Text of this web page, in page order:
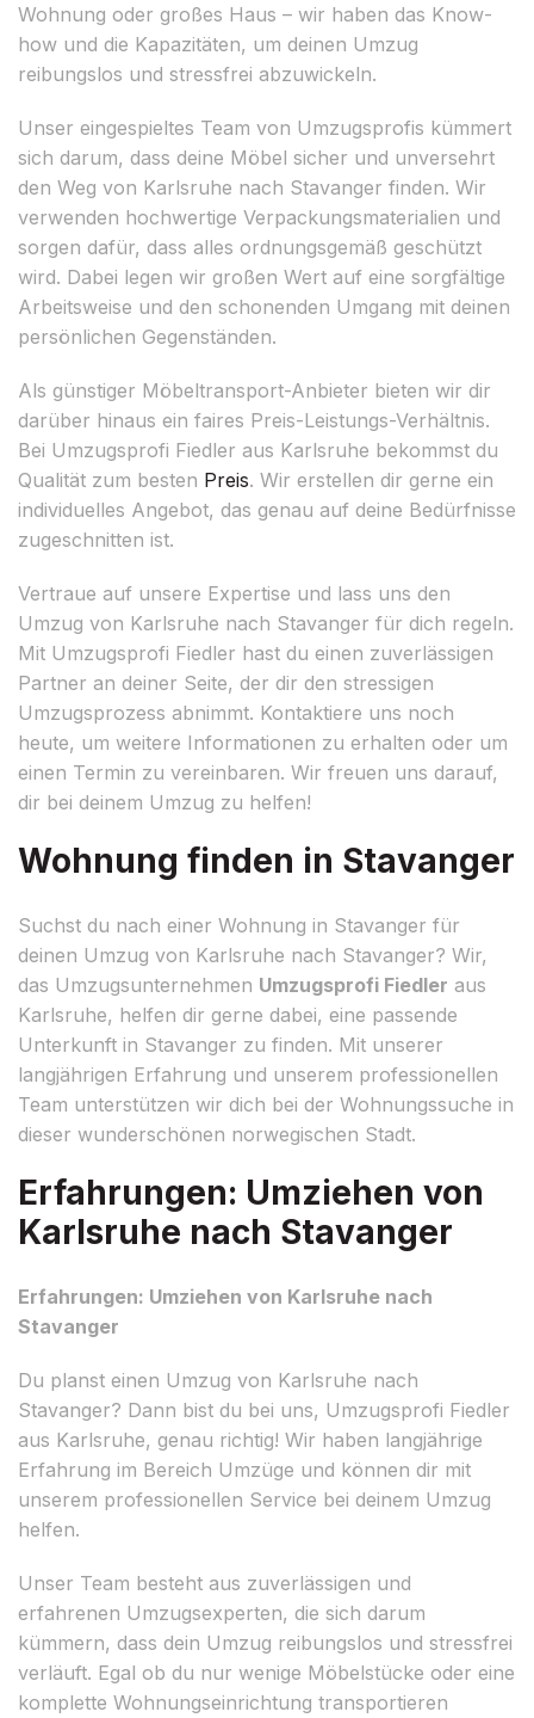
Wohnung oder großes Haus – wir haben das Know-
how und die Kapazitäten, um deinen Umzug
reibungslos und stressfrei abzuwickeln.
Unser eingespieltes Team von Umzugsprofis kümmert
sich darum, dass deine Möbel sicher und unversehrt
den Weg von Karlsruhe nach Stavanger finden. Wir
verwenden hochwertige Verpackungsmaterialien und
sorgen dafür, dass alles ordnungsgemäß geschützt
wird. Dabei legen wir großen Wert auf eine sorgfältige
Arbeitsweise und den schonenden Umgang mit deinen
persönlichen Gegenständen.
Als günstiger Möbeltransport-Anbieter bieten wir dir
darüber hinaus ein faires Preis-Leistungs-Verhältnis.
Bei Umzugsprofi Fiedler aus Karlsruhe bekommst du
Qualität zum besten Preis. Wir erstellen dir gerne ein
individuelles Angebot, das genau auf deine Bedürfnisse
zugeschnitten ist.
Vertraue auf unsere Expertise und lass uns den
Umzug von Karlsruhe nach Stavanger für dich regeln.
Mit Umzugsprofi Fiedler hast du einen zuverlässigen
Partner an deiner Seite, der dir den stressigen
Umzugsprozess abnimmt. Kontaktiere uns noch
heute, um weitere Informationen zu erhalten oder um
einen Termin zu vereinbaren. Wir freuen uns darauf,
dir bei deinem Umzug zu helfen!
Wohnung finden in Stavanger
Suchst du nach einer Wohnung in Stavanger für
deinen Umzug von Karlsruhe nach Stavanger? Wir,
das Umzugsunternehmen Umzugsprofi Fiedler aus
Karlsruhe, helfen dir gerne dabei, eine passende
Unterkunft in Stavanger zu finden. Mit unserer
langjährigen Erfahrung und unserem professionellen
Team unterstützen wir dich bei der Wohnungssuche in
dieser wunderschönen norwegischen Stadt.
Erfahrungen: Umziehen von
Karlsruhe nach Stavanger
Erfahrungen: Umziehen von Karlsruhe nach
Stavanger
Du planst einen Umzug von Karlsruhe nach
Stavanger? Dann bist du bei uns, Umzugsprofi Fiedler
aus Karlsruhe, genau richtig! Wir haben langjährige
Erfahrung im Bereich Umzüge und können dir mit
unserem professionellen Service bei deinem Umzug
helfen.
Unser Team besteht aus zuverlässigen und
erfahrenen Umzugsexperten, die sich darum
kümmern, dass dein Umzug reibungslos und stressfrei
verläuft. Egal ob du nur wenige Möbelstücke oder eine
komplette Wohnungseinrichtung transportieren